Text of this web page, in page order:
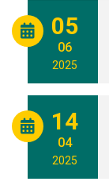
05
06
2025
14
04
2025